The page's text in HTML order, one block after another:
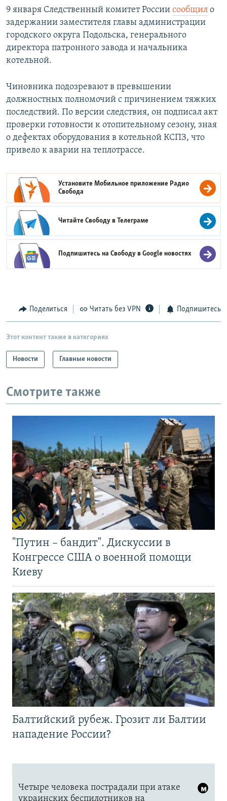
9 января Следственный комитет России сообщил о
задержании заместителя главы администрации
городского округа Подольска, генерального
директора патронного завода и начальника
котельной.
Чиновника подозревают в превышении
должностных полномочий с причинением тяжких
последствий. По версии следствия, он подписал акт
проверки готовности к отопительному сезону, зная
о дефектах оборудования в котельной КСПЗ, что
привело к аварии на теплотрассе.
Установите Мобильное приложение Радио
Свобода
Читайте Свободу вТелеграме
Подпишитесь на Свободу вGoogle новостях
Поделиться Читать без VPN Подпишитесь
Этот контент также в категориях
Новости Главные новости
Смотрите также
"Путин – бандит". Дискуссии в
Конгрессе США о военной помощи
Киеву
Балтийский рубеж. Грозит ли Балтии
нападение России?